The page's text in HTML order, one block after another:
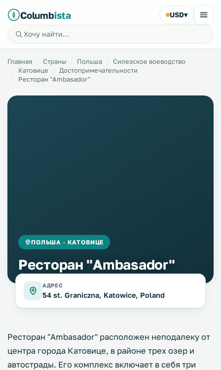
Columbista USD▾
Главная Страны Польша
Силезское воеводство
Катовице
Достопримечательности
Ресторан "Ambasador"
ПОЛЬША · КАТОВИЦЕ
Ресторан "Ambasador"
АДРЕС
54 st. Graniczna, Katowice, Poland
Ресторан "Ambasador" расположен неподалеку от
центра города Катовице, в районе трех озер и
автострады. Его комплекс включает в себя три